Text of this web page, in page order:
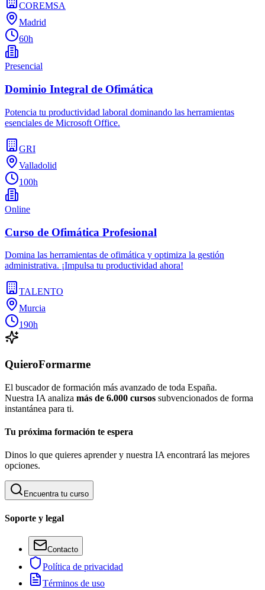
COREMSA
Madrid
60h
Presencial
Dominio Integral de Ofimática
Potencia tu productividad laboral dominando las herramientas
esenciales de Microsoft Office.
GRI
Valladolid
100h
Online
Curso de Ofimática Profesional
Domina las herramientas de ofimática y optimiza la gestión
administrativa. ¡Impulsa tu productividad ahora!
TALENTO
Murcia
190h
QuieroFormarme
El buscador de formación más avanzado de toda España.
Nuestra IA analiza más de 6.000 cursos subvencionados de forma
instantánea para ti.
Tu próxima formación te espera
Dinos lo que quieres aprender y nuestra IA encontrará las mejores
opciones.
Encuentra tu curso
Soporte y legal
Contacto
Política de privacidad
Términos de uso